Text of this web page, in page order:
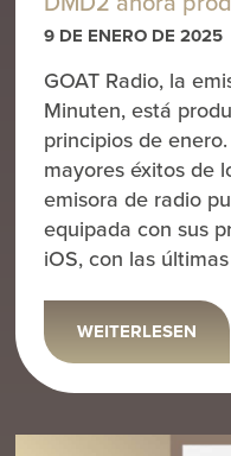
9 DE ENERO DE 2025
GOAT Radio, la
Minuten, está
principios de
mayores éxitos de
emisora de radio
equipada con sus
iOS, con las
WEITERLESEN